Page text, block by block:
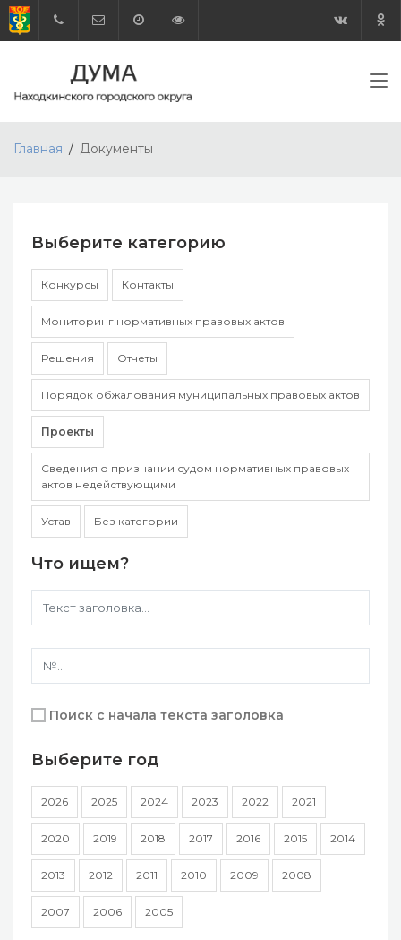
Главная Документы
Выберите категорию
Конкурсы Контакты
Мониторинг нормативных правовых актов
Решения Отчеты
Порядок обжалования муниципальных правовых актов
Проекты
Сведения о признании судом нормативных правовых
актов недействующими
Устав Без категории
Что ищем?
Поиск с начала текста заголовка
Выберите год
2026 2025 2024 2023 2022 2021
2020 2019 2018 2017 2016 2015 2014
2013 2012 2011 2010 2009 2008
2007 2006 2005